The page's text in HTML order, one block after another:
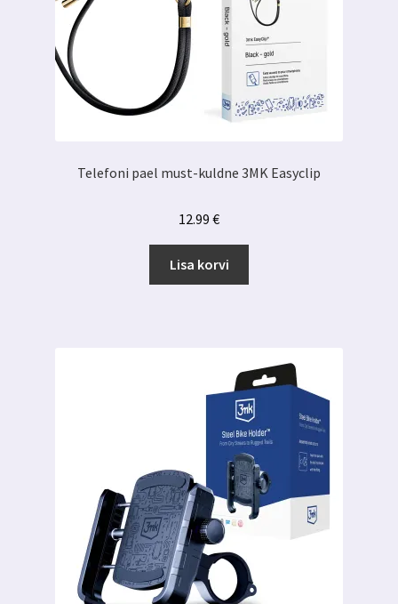
Telefoni pael must-kuldne 3MK Easyclip
12.99 €
Lisa korvi